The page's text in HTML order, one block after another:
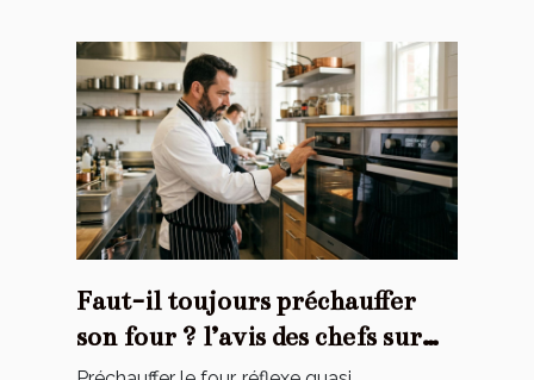
Faut-il toujours préchauffer
son four ? l’avis des chefs sur
une habitude contestée